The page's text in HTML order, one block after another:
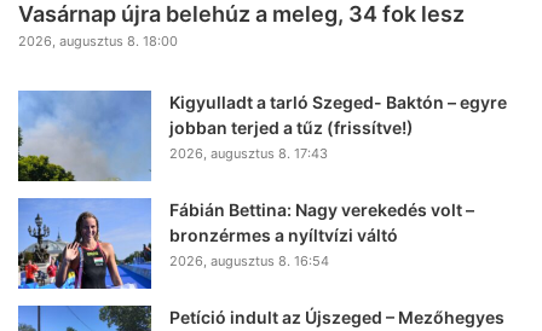
Vasárnap újra belehúz a meleg, 34 fok lesz
2026, augusztus 8. 18:00
Kigyulladt a tarló Szeged- Baktón – egyre
jobban terjed a tűz (frissítve!)
2026, augusztus 8. 17:43
Fábián Bettina: Nagy verekedés volt –
bronzérmes a nyíltvízi váltó
2026, augusztus 8. 16:54
Petíció indult az Újszeged – Mezőhegyes